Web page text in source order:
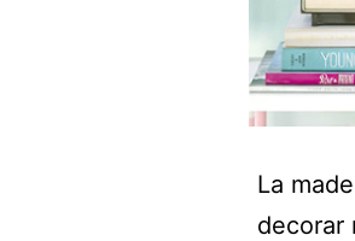
La
decorar